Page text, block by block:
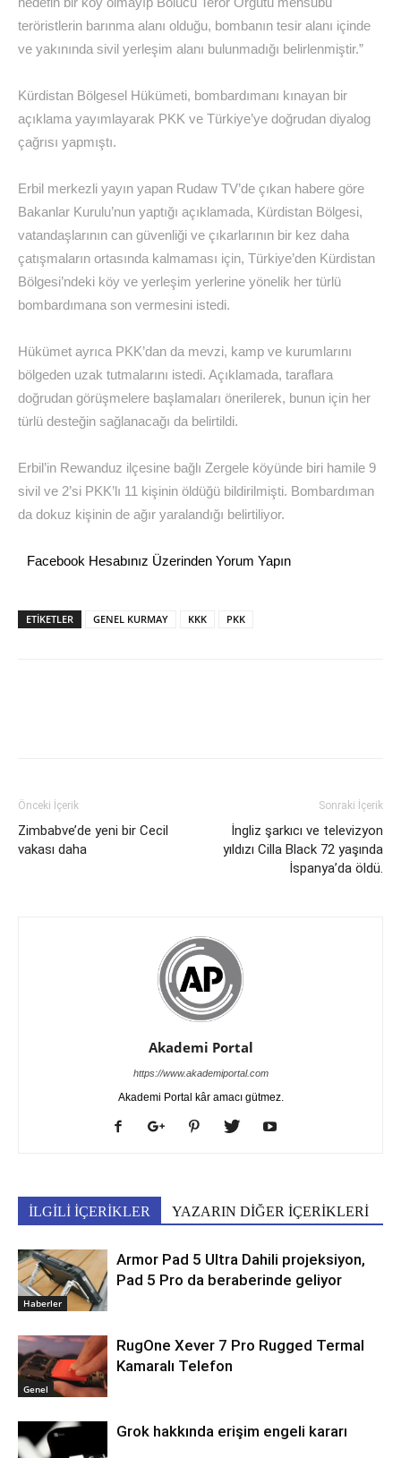
teröristlerin barınma alanı olduğu, bombanın tesir alanı içinde
ve yakınında sivil yerleşim alanı bulunmadığı belirlenmiştir.”
Kürdistan Bölgesel Hükümeti, bombardımanı kınayan bir
açıklama yayımlayarak PKK ve Türkiye’ye doğrudan diyalog
çağrısı yapmıştı.
Erbil merkezli yayın yapan Rudaw TV’de çıkan habere göre
Bakanlar Kurulu’nun yaptığı açıklamada, Kürdistan Bölgesi,
vatandaşlarının can güvenliği ve çıkarlarının bir kez daha
çatışmaların ortasında kalmaması için, Türkiye’den Kürdistan
Bölgesi’ndeki köy ve yerleşim yerlerine yönelik her türlü
bombardımana son vermesini istedi.
Hükümet ayrıca PKK’dan da mevzi, kamp ve kurumlarını
bölgeden uzak tutmalarını istedi. Açıklamada, taraflara
doğrudan görüşmelere başlamaları önerilerek, bunun için her
türlü desteğin sağlanacağı da belirtildi.
Erbil’in Rewanduz ilçesine bağlı Zergele köyünde biri hamile 9
sivil ve 2’si PKK’lı 11 kişinin öldüğü bildirilmişti. Bombardıman
da dokuz kişinin de ağır yaralandığı belirtiliyor.
Facebook Hesabınız Üzerinden Yorum Yapın
ETİKETLER GENEL KURMAY KKK PKK
Önceki İçerik
Zimbabve’de yeni bir Cecil
vakası daha
Sonraki İçerik
İngliz şarkıcı ve televizyon
yıldızı Cilla Black 72 yaşında
İspanya’da öldü.
Akademi Portal
https://www.akademiportal.com
Akademi Portal kâr amacı gütmez.
İLGİLİ İÇERİKLER YAZARIN DİĞER İÇERİKLERİ
Haberler
Armor Pad 5 Ultra Dahili projeksiyon,
Pad 5 Pro da beraberinde geliyor
Genel
RugOne Xever 7 Pro Rugged Termal
Kamaralı Telefon
Grok hakkında erişim engeli kararı